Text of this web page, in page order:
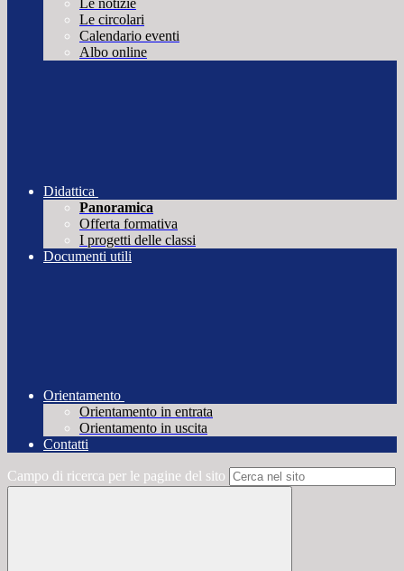
Le notizie
Le circolari
Calendario eventi
Albo online
Didattica
Panoramica
Offerta formativa
I progetti delle classi
Documenti utili
Orientamento
Orientamento in entrata
Orientamento in uscita
Contatti
Campo di ricerca per le pagine del sito